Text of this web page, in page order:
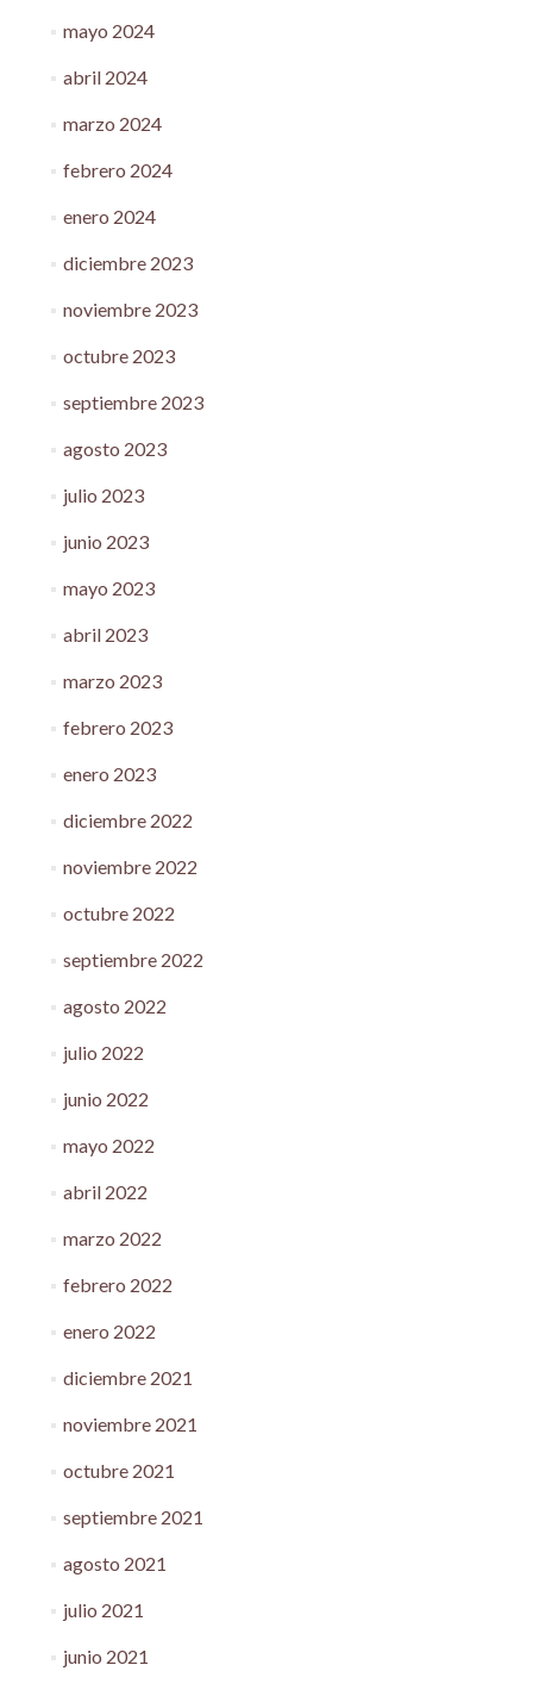
mayo 2024
abril 2024
marzo 2024
febrero 2024
enero 2024
diciembre 2023
noviembre 2023
octubre 2023
septiembre 2023
agosto 2023
julio 2023
junio 2023
mayo 2023
abril 2023
marzo 2023
febrero 2023
enero 2023
diciembre 2022
noviembre 2022
octubre 2022
septiembre 2022
agosto 2022
julio 2022
junio 2022
mayo 2022
abril 2022
marzo 2022
febrero 2022
enero 2022
diciembre 2021
noviembre 2021
octubre 2021
septiembre 2021
agosto 2021
julio 2021
junio 2021